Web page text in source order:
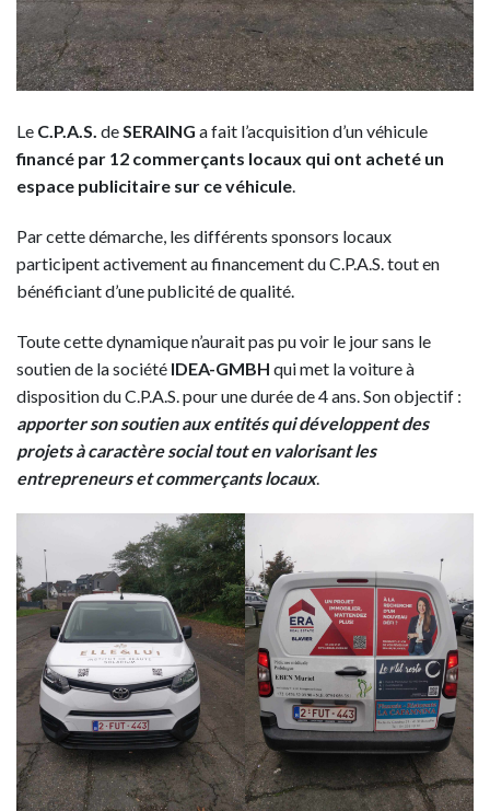
Le C.P.A.S. deSERAING a fait l’acquisition d’un véhicule
financé par 12 commerçants locaux qui ont acheté un
espace publicitaire sur ce véhicule.
Par cette démarche, les différents sponsors locaux
participent activement au financement du C.P.A.S. tout en
bénéficiant d’une publicité de qualité.
Toute cette dynamique n’aurait pas pu voir le jour sans le
soutien de la société IDEA-GMBH qui met la voiture à
disposition du C.P.A.S. pour une durée de 4 ans. Son objectif :
apporter son soutien aux entités qui développent des
projets à caractère social tout en valorisant les
entrepreneurs et commerçants locaux.